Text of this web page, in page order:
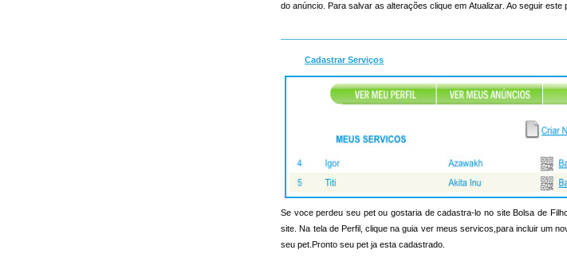
do anúncio. Para salvar as alterações clique em Atualizar. Ao seguir
Cadastrar Serviços
Se voce perdeu seu pet ou gostaria de cadastra-lo no site Bolsa de
site. Na tela de Perfil, clique na guia ver meus servicos,para incluir um
seu pet.Pronto seu pet ja esta cadastrado.